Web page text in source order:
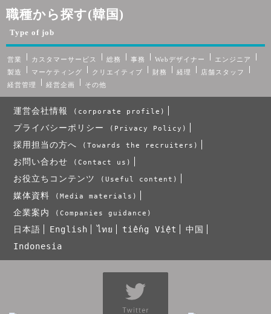
職種から探す(韓国)
Type of job
営業 カスタマーサービス 総務 事務 Webデザイナー
エンジニア
製造
マーケティング クリエイティブ 財務 経理
店舗スタッフ
経営管理
経営企画 その他
運営会社情報 (corporate profile)
プライバシーポリシー (Privacy Policy)
採用担当の方へ (Towards the recruiters)
お問い合わせ (Contact us)
お役立ちコンテンツ (Useful content)
媒体資料 (Media materials)
企業案内 (Companies guidance)
日本語 English ไทย tiếng Việt
中国
Indonesia